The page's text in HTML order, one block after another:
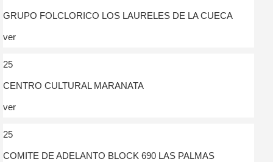
GRUPO FOLCLORICO LOS LAURELES DE LA CUECA
ver
25
CENTRO CULTURAL MARANATA
ver
25
COMITE DE ADELANTO BLOCK 690 LAS PALMAS